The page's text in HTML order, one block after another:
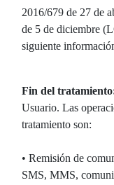
2016/679 de 27 de
de 5 de diciembre
siguiente
Fin del
Usuario. Las
tratamiento son:
• Remisión de
SMS, MMS,